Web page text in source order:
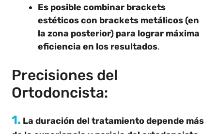
Es posible combinar brackets
estéticos con brackets metálicos (en
la zona posterior) para lograr máxima
eficiencia en los resultados.
Precisiones del
Ortodoncista:
1. La duración del tratamiento depende más